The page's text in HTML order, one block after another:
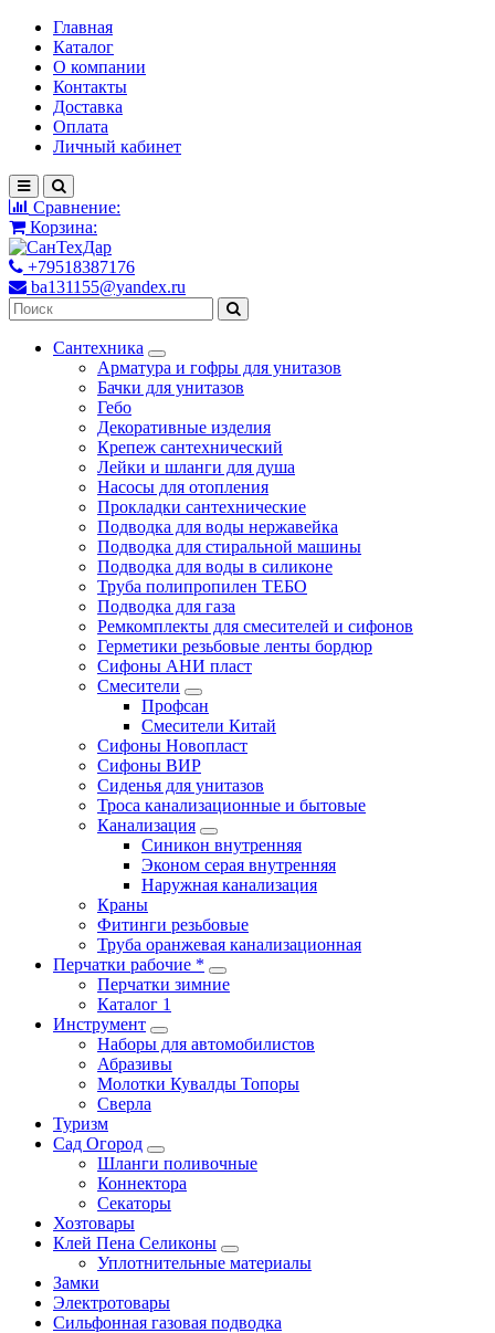
Главная
Каталог
О компании
Контакты
Доставка
Оплата
Личный кабинет
Сравнение:
Корзина:
+79518387176
ba131155@yandex.ru
Сантехника
Арматура и гофры для унитазов
Бачки для унитазов
Гебо
Декоративные изделия
Крепеж сантехнический
Лейки и шланги для душа
Насосы для отопления
Прокладки сантехнические
Подводка для воды нержавейка
Подводка для стиральной машины
Подводка для воды в силиконе
Труба полипропилен ТЕБО
Подводка для газа
Ремкомплекты для смесителей и сифонов
Герметики резьбовые ленты бордюр
Сифоны АНИ пласт
Смесители
Профсан
Смесители Китай
Сифоны Новопласт
Сифоны ВИР
Сиденья для унитазов
Троса канализационные и бытовые
Канализация
Синикон внутренняя
Эконом серая внутренняя
Наружная канализация
Краны
Фитинги резьбовые
Труба оранжевая канализационная
Перчатки рабочие *
Перчатки зимние
Каталог 1
Инструмент
Наборы для автомобилистов
Абразивы
Молотки Кувалды Топоры
Сверла
Туризм
Сад Огород
Шланги поливочные
Коннектора
Секаторы
Хозтовары
Клей Пена Селиконы
Уплотнительные материалы
Замки
Электротовары
Сильфонная газовая подводка